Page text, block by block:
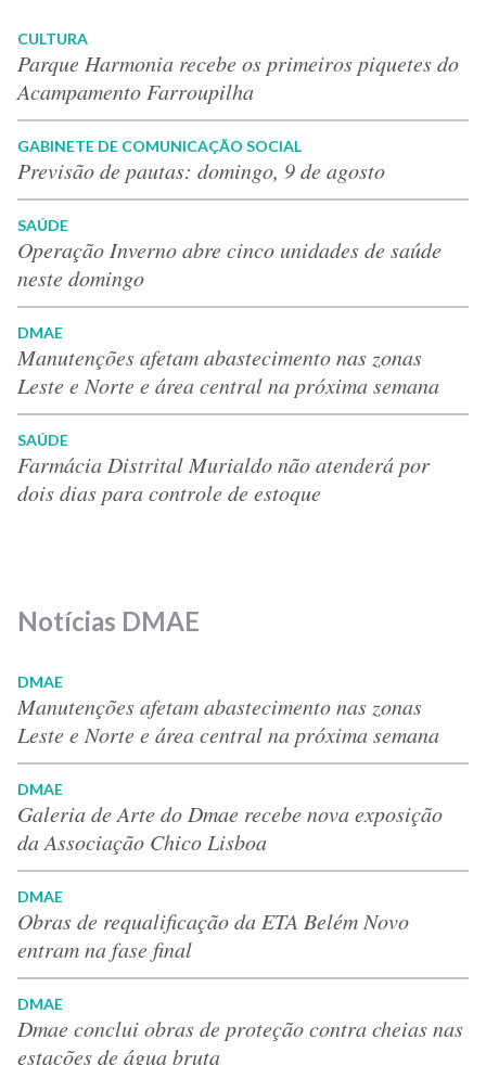
CULTURA
Parque Harmonia recebe os primeiros piquetes do
Acampamento Farroupilha
GABINETE DE COMUNICAÇÃO SOCIAL
Previsão de pautas: domingo, 9 de agosto
SAÚDE
Operação Inverno abre cinco unidades de saúde
neste domingo
DMAE
Manutenções afetam abastecimento nas zonas
Leste e Norte e área central na próxima semana
SAÚDE
Farmácia Distrital Murialdo não atenderá por
dois dias para controle de estoque
Notícias DMAE
DMAE
Manutenções afetam abastecimento nas zonas
Leste e Norte e área central na próxima semana
DMAE
Galeria de Arte do Dmae recebe nova exposição
da Associação Chico Lisboa
DMAE
Obras de requalificação da ETA Belém Novo
entram na fase final
DMAE
Dmae conclui obras de proteção contra cheias nas
estações de água bruta